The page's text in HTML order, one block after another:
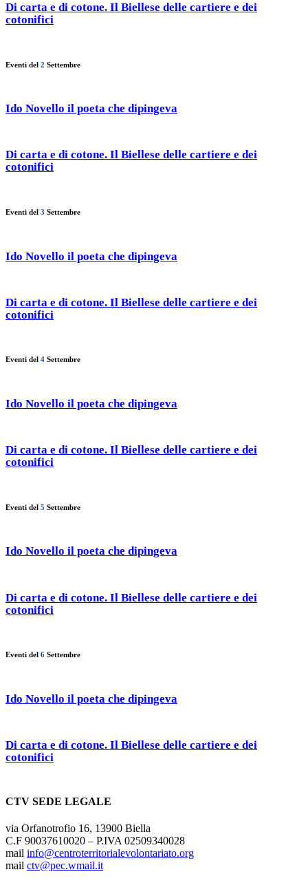
Di carta e di cotone. Il Biellese delle cartiere e dei
cotonifici
Eventi del 2 Settembre
Ido Novello il poeta che dipingeva
Di carta e di cotone. Il Biellese delle cartiere e dei
cotonifici
Eventi del 3 Settembre
Ido Novello il poeta che dipingeva
Di carta e di cotone. Il Biellese delle cartiere e dei
cotonifici
Eventi del 4 Settembre
Ido Novello il poeta che dipingeva
Di carta e di cotone. Il Biellese delle cartiere e dei
cotonifici
Eventi del 5 Settembre
Ido Novello il poeta che dipingeva
Di carta e di cotone. Il Biellese delle cartiere e dei
cotonifici
Eventi del 6 Settembre
Ido Novello il poeta che dipingeva
Di carta e di cotone. Il Biellese delle cartiere e dei
cotonifici
CTV SEDE LEGALE
via Orfanotrofio 16, 13900 Biella
C.F 90037610020 – P.IVA 02509340028
mail info@centroterritorialevolontariato.org
mail ctv@pec.wmail.it